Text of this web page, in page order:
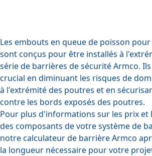
Les embouts en queue de poisson
sont conçus pour être installés à
série de barrières de sécurité Armco.
crucial en diminuant les risques de
à l'extrémité des poutres et en
contre les bords exposés des poutres.
Pour plus d'informations sur les prix
des composants de votre système de
notrecalculateur de barrière Armco
la longueur nécessaire pour votre